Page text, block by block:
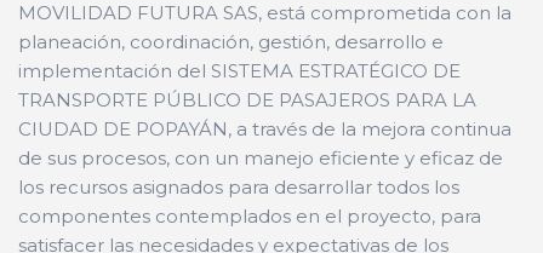
MOVILIDAD FUTURA SAS, está comprometida con la
planeación, coordinación, gestión, desarrollo e
implementación del SISTEMA ESTRATÉGICO DE
TRANSPORTE PÚBLICO DE PASAJEROS PARA LA
CIUDAD DE POPAYÁN, a través de la mejora continua
de sus procesos, con un manejo eficiente y eficaz de
los recursos asignados para desarrollar todos los
componentes contemplados en el proyecto, para
satisfacer las necesidades y expectativas de los